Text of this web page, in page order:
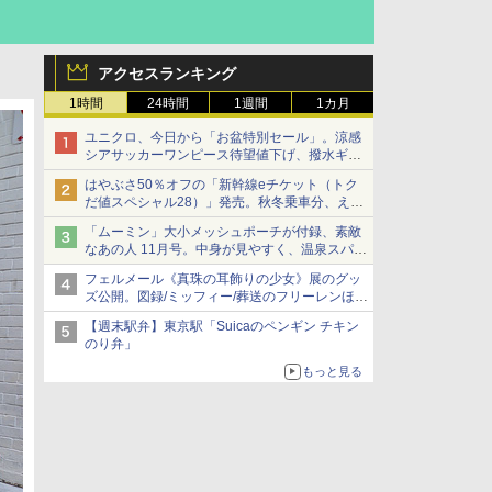
アクセスランキング
1時間 24時間 1週間 1カ月
ユニクロ、今日から「お盆特別セール」。涼感
シアサッカーワンピース待望値下げ、撥水ギア
ショーツは1990円に
はやぶさ50％オフの「新幹線eチケット（トク
だ値スペシャル28）」発売。秋冬乗車分、えき
ねっと限定
「ムーミン」大小メッシュポーチが付録、素敵
なあの人 11月号。中身が見やすく、温泉スパに
も使える
フェルメール《真珠の耳飾りの少女》展のグッ
ズ公開。図録/ミッフィー/葬送のフリーレンほ
か、注目ブランドコラボが実現
【週末駅弁】東京駅「Suicaのペンギン チキン
のり弁」
もっと見る